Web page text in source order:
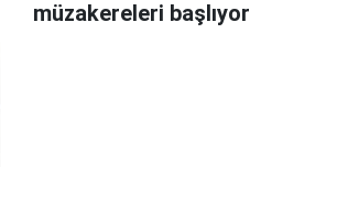
müzakereleri başlıyor